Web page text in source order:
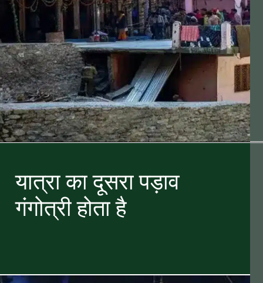
यात्रा का दूसरा पड़ाव
गंगोत्री होता है